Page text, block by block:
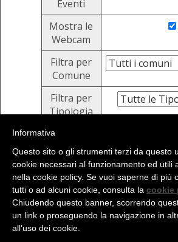
Eventi
Mostra le
Webcam
Filtra per
Comune
Filtra per
Tipologia
(C) La Valtellina - info@la-
Informativa
Questo sito o gli strumenti terzi da questo
cookie necessari al funzionamento ed utili
nella cookie policy. Se vuoi saperne di più
tutti o ad alcuni cookie, consulta la cookie
Chiudendo questo banner, scorrendo
un link o proseguendo la navigazione in
all’uso dei cookie.